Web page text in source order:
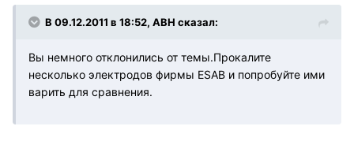
В 09.12.2011 в 18:52, АВН сказал:
Вы немного отклонились от темы.Прокалите
несколько электродов фирмы ESAB и попробуйте ими
варить для сравнения.